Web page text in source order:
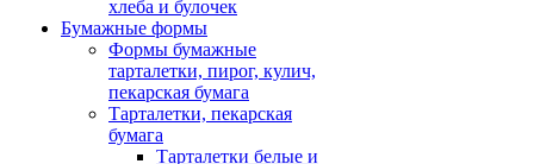
хлеба и булочек
Бумажные формы
Формы бумажные
тарталетки, пирог, кулич,
пекарская бумага
Тарталетки, пекарская
бумага
Тарталетки белые и